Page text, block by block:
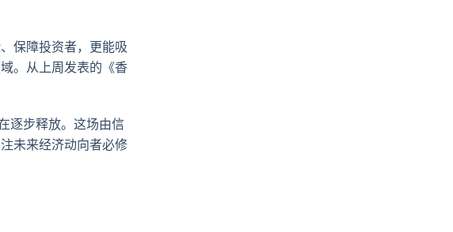
保障投资者，更能吸
。从上周发表的《香
逐步释放。这场由信
未来经济动向者必修